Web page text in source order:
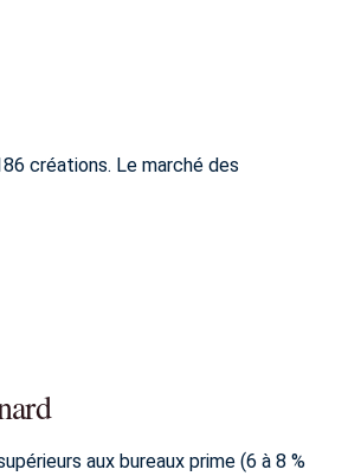
créations. Le marché des
aux bureaux prime (6 à 8 %